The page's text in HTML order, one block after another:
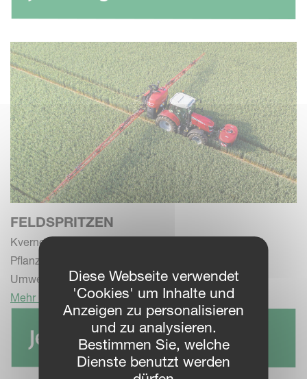
FELDSPRITZEN
Kverneland Pflanzenschutzspritzen zur präzisen
Pflanzenschutzmittelausbringung mit Fokus auf die
Umwelt.
Mehr Informationen >
Diese Webseite verwendet
'Cookies' um Inhalte und
Anzeigen zu personalisieren
und zu analysieren.
Bestimmen Sie, welche
Dienste benutzt werden